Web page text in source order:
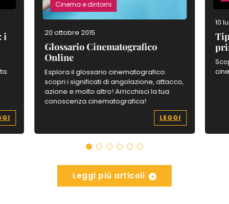
i
Cinema e dintorni
20 ottobre 2015
Glossario Cinematografico
Online
Esplora il glossario cinematografico:
scopri i significati di angolazione, attacco,
azione e molto altro! Arricchisci la tua
conoscenza cinematografica!
LEGGI
10
Leggi più articoli